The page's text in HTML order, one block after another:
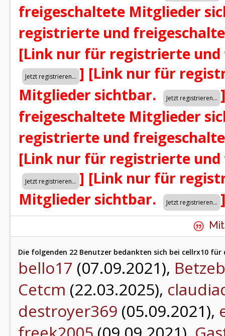
freigeschaltete Mitglieder
registrierte und
[Link nur für registrierte
] [Link nur für
Mitglieder sichtbar.
]
freigeschaltete Mitglieder
registrierte und
[Link nur für registrierte
] [Link nur für
Mitglieder sichtbar.
]
Die folgenden 22 Benutzer bedankten sich bei cellrx10 für
bello17 (07.09.2021),
Cetcm (22.03.2025),
destroyer369 (05.09.2021),